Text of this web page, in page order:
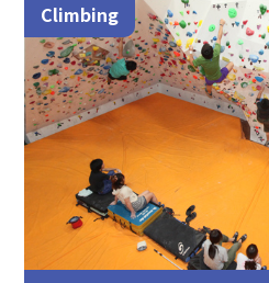
Climbing